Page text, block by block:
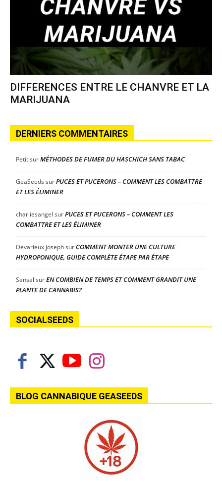
DIFFERENCES ENTRE LE CHANVRE ET LA
MARIJUANA
DERNIERS COMMENTAIRES
PetitsurMÉTHODES DE FUMER DU HASCHICH SANS TABAC
GeaSeeds surPUCES ET PUCERONS – COMMENT LES COMBATTRE
ET LES ÉLIMINER
charliesangel surPUCES ET PUCERONS – COMMENT LES
COMBATTRE ET LES ÉLIMINER
Devarieux josephsurCOMMENT MONTER UNE CULTURE
HYDROPONIQUE, GUIDE COMPLÈTE ÉTAPE PAR ÉTAPE
Sansal surEN COMBIEN DE TEMPS ET COMMENT GRANDIT UNE
PLANTE DE CANNABIS?
SOCIALSEEDS
BLOG CANNABIQUE GEASEEDS